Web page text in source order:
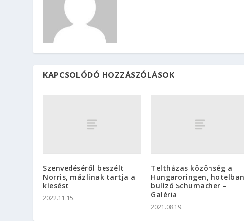
KAPCSOLÓDÓ HOZZÁSZÓLÁSOK
Szenvedéséről beszélt
Norris, mázlinak tartja a
kiesést
2022.11.15.
Teltházas közönség a
Hungaroringen, hotelban
bulizó Schumacher –
Galéria
2021.08.19.